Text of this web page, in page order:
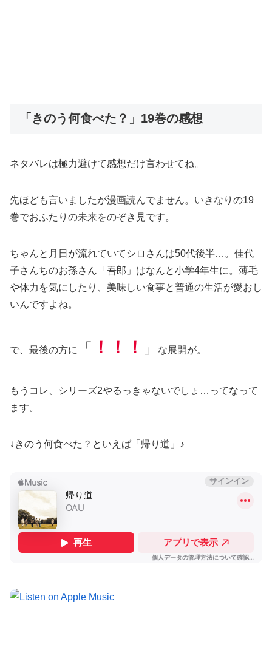
「きのう何食べた？」19巻の感想
ネタバレは極力避けて感想だけ言わせてね。
先ほども言いましたが漫画読んでません。いきなりの19
巻でおふたりの未来をのぞき見です。
ちゃんと月日が流れていてシロさんは50代後半…。佳代
子さんちのお孫さん「吾郎」はなんと小学4年生に。薄毛
や体力を気にしたり、美味しい食事と普通の生活が愛おし
いんですよね。
で、最後の方に 「 ！！！ 」 な展開が。
もうコレ、シリーズ2やるっきゃないでしょ…ってなって
ます。
↓きのう何食べた？といえば「帰り道」♪